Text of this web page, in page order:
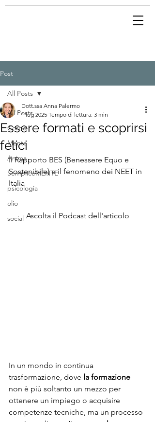
Post
All Posts
Corpo
Mente
Anima
SempliceMENTE
psicologia
olio
social
All Posts
Essere formati e scoprirsi
felici
Dott.ssa Anna Palermo
1 lug 2025 Tempo di lettura: 3 min
Il Rapporto BES (Benessere Equo e
Sostenibile) e il fenomeno dei NEET in
Italia
Ascolta il Podcast dell'articolo
In un mondo in continua
trasformazione, dove la formazione
non è più soltanto un mezzo per
ottenere un impiego o acquisire
competenze tecniche, ma un processo